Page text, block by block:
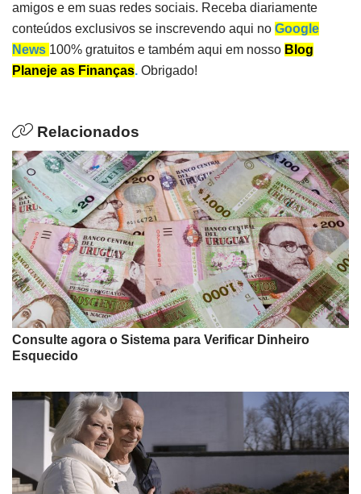
amigos e em suas redes sociais. Receba diariamente
conteúdos exclusivos se inscrevendo aqui no Google
News 100% gratuitos e também aqui em nosso Blog
Planeje as Finanças. Obrigado!
Relacionados
Consulte agora o Sistema para Verificar Dinheiro
Esquecido